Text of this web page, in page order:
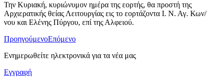
Την Κυριακή, κυριώνυμον ημέρα της εορτής, θα προστή της
Αρχιερατικής θείας Λειτουργίας εις το εορτάζοντα Ι. Ν. Αγ. Κων/
νου και Ελένης Πύργου, επί της Αλφειού.
ΠροηγούμενοΕπόμενο
Ενημερωθείτε ηλεκτρονικά για τα νέα μας
Εγγραφή